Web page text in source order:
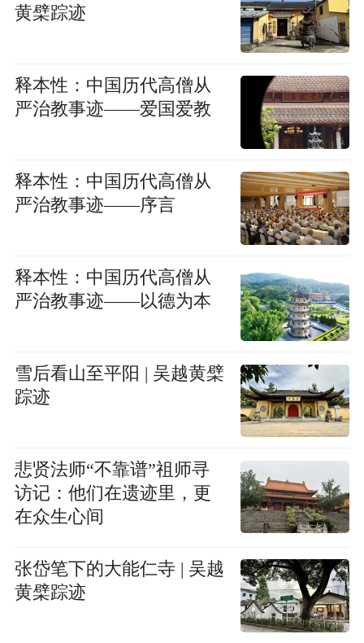
黄檗踪迹
释本性：中国历代高僧从
严治教事迹——爱国爱教
释本性：中国历代高僧从
严治教事迹——序言
释本性：中国历代高僧从
严治教事迹——以德为本
雪后看山至平阳 | 吴越黄檗
踪迹
悲贤法师“不靠谱”祖师寻
访记：他们在遗迹里，更
在众生心间
张岱笔下的大能仁寺 | 吴越
黄檗踪迹